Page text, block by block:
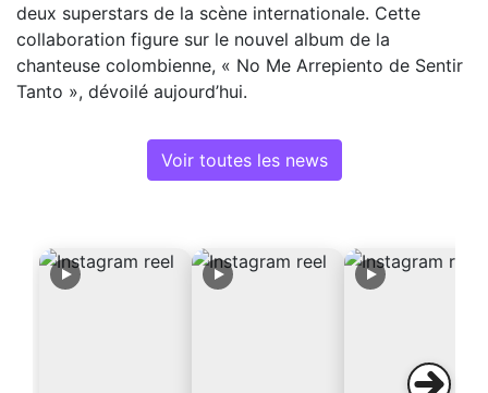
deux superstars de la scène internationale. Cette
collaboration figure sur le nouvel album de la
chanteuse colombienne, « No Me Arrepiento de Sentir
Tanto », dévoilé aujourd’hui.
Voir toutes les news